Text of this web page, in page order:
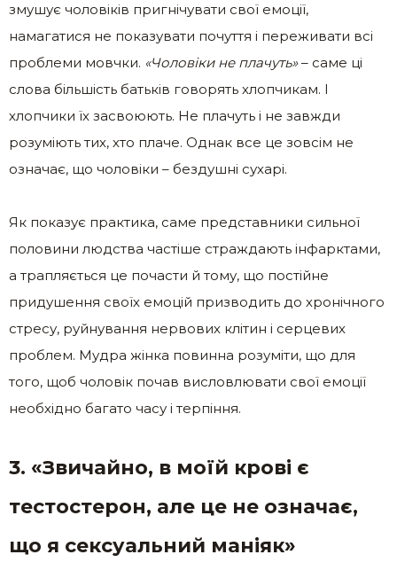
змушує чоловіків пригнічувати свої емоції,
намагатися не показувати почуття і переживати всі
проблеми мовчки. «Чоловіки не плачуть»– саме ці
слова більшість батьків говорять хлопчикам. І
хлопчики їх засвоюють. Не плачуть і не завжди
розуміють тих, хто плаче. Однак все це зовсім не
означає, що чоловіки – бездушні сухарі.
Як показує практика, саме представники сильної
половини людства частіше страждають інфарктами,
а трапляється це почасти й тому, що постійне
придушення своїх емоцій призводить до хронічного
стресу, руйнування нервових клітин і серцевих
проблем. Мудра жінка повинна розуміти, що для
того, щоб чоловік почав висловлювати свої емоції
необхідно багато часу і терпіння.
3. «Звичайно, в моїй крові є
тестостерон, але це не означає,
що я сексуальний маніяк»